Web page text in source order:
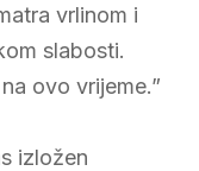
vrlinom i
slabosti.
ovo vrijeme.”
izložen